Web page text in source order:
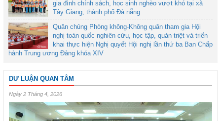
gia đình chính sách, học sinh nghèo vượt khó tại xã
Tây Giang, thành phố Đà nẵng
Quân chủng Phòng không-Không quân tham gia Hội
nghị toàn quốc nghiên cứu, học tập, quán triệt và triển
khai thực hiện Nghị quyết Hội nghị lần thứ ba Ban Chấp
hành Trung ương Đảng khóa XIV
DƯ LUẬN QUAN TÂM
Ngày 2 Tháng 4, 2026